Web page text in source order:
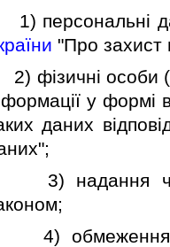
персональнi
"Про захист
фiзичнi особи
у формi
даних
надання чи
обмеження